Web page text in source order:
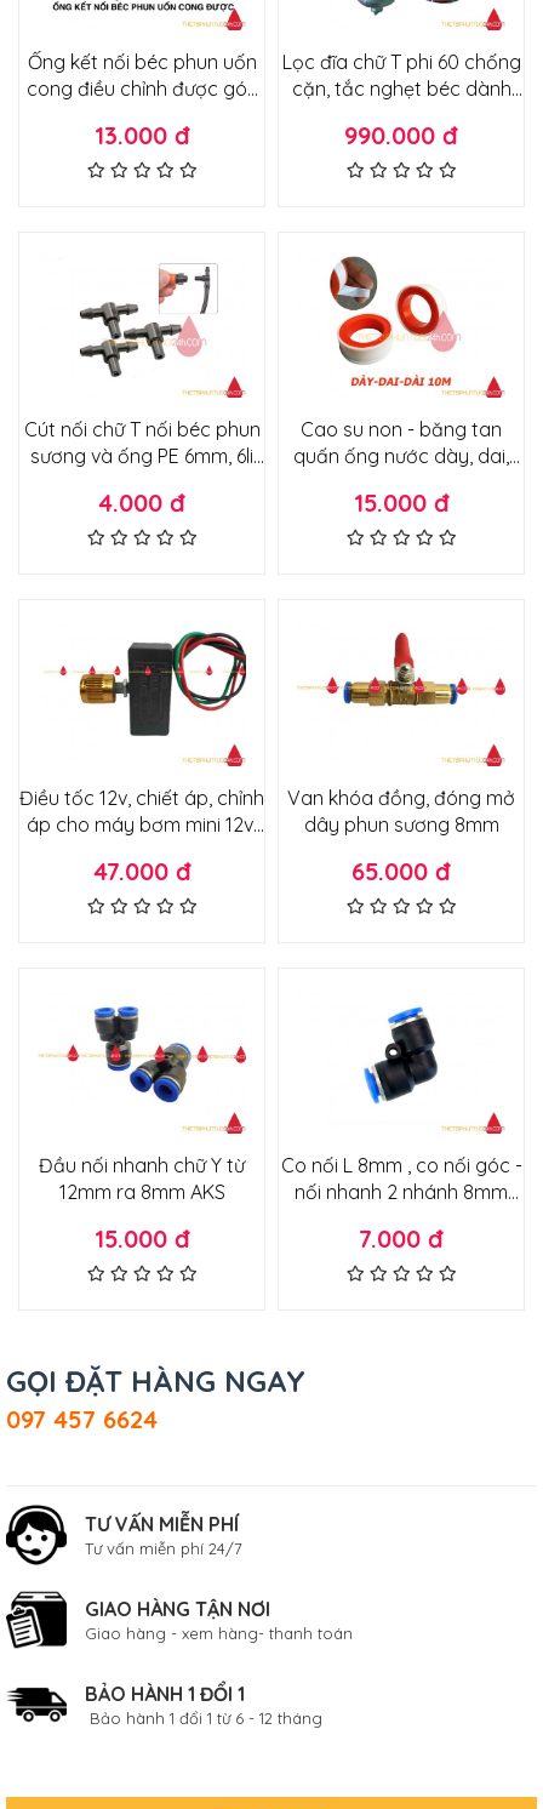
Ống kết nối béc phun uốn
cong điều chỉnh được góc
13.000 đ
Lọc đĩa chữ T phi 60 chống
cặn, tắc nghẹt béc dành
bơm công suất lớn
990.000 đ
Cút nối chữ T nối béc phun
sương và ống PE 6mm, 6li
nhỏ giọt, tưới tự động phun
sương, phun mưa
4.000 đ
Cao su non - băng tan
quấn ống nước dày, dai,
15.000 đ
Điều tốc 12v, chiết áp, chỉnh
áp cho máy bơm mini 12v,
núm chỉnh vàng đồng
47.000 đ
Van khóa đồng, đóng mở
dây phun sương 8mm
65.000 đ
Đầu nối nhanh chữ Y từ
12mm ra 8mm AKS
15.000 đ
Co nối L 8mm , co nối góc -
nối nhanh 2 nhánh 8mm
tốt
7.000 đ
GỌI ĐẶT HÀNG NGAY
097 457 6624
TƯ VẤN MIỄN PHÍ
Tư vấn miễn phí 24/7
GIAO HÀNG TẬN NƠI
Giao hàng - xem hàng- thanh toán
BẢO HÀNH 1 ĐỔI 1
Bảo hành 1 đổi 1 từ 6 - 12 tháng